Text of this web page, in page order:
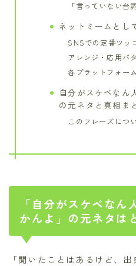
「言っていない台
ネットミームとし
SNSでの定番ツッ
アレンジ・応用パ
各プラットフォー
自分がスケベなん
の元ネタと真相ま
このフレーズにつ
「自分がスケベなん
かんよ」の元ネタは
「聞いたことはあるけど、